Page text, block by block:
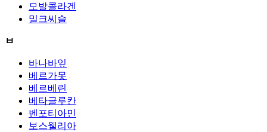
모발콜라겐
밀크씨슬
ㅂ
바나바잎
베르가못
베르베린
베타글루칸
벤포티아민
보스웰리아